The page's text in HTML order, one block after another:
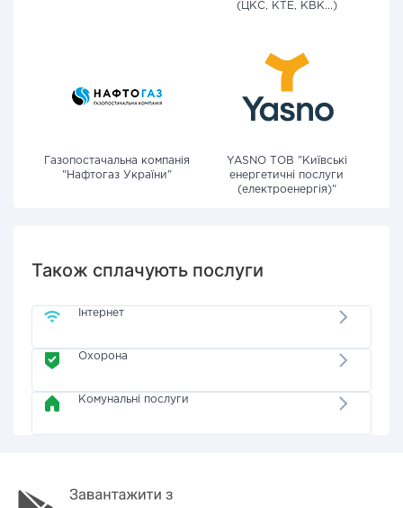
(ЦКС, КТЕ, КВК...)
Газопостачальна компанія
"Нафтогаз України"
YASNO ТОВ "Київські
енергетичні послуги
(електроенергія)"
Також сплачують послуги
Інтернет
Охорона
Комунальні послуги